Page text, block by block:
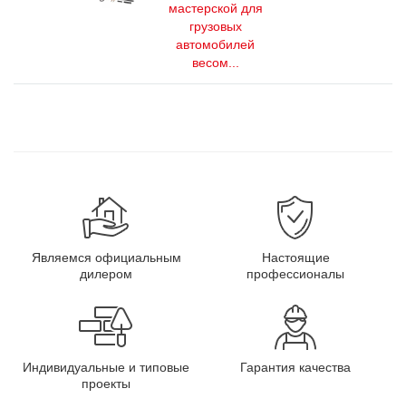
мастерской для
грузовых
автомобилей
весом...
Являемся официальным
дилером
Настоящие
профессионалы
Индивидуальные и типовые
проекты
Гарантия качества